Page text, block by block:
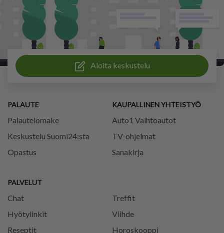
Aloita keskustelu
PALAUTE
Palautelomake
Keskustelu Suomi24:sta
Opastus
PALVELUT
Chat
Treffit
Hyötylinkit
Viihde
Reseptit
Horoskooppi
KAUPALLINEN YHTEISTYÖ
Auto1 Vaihtoautot
TV-ohjelmat
Sanakirja